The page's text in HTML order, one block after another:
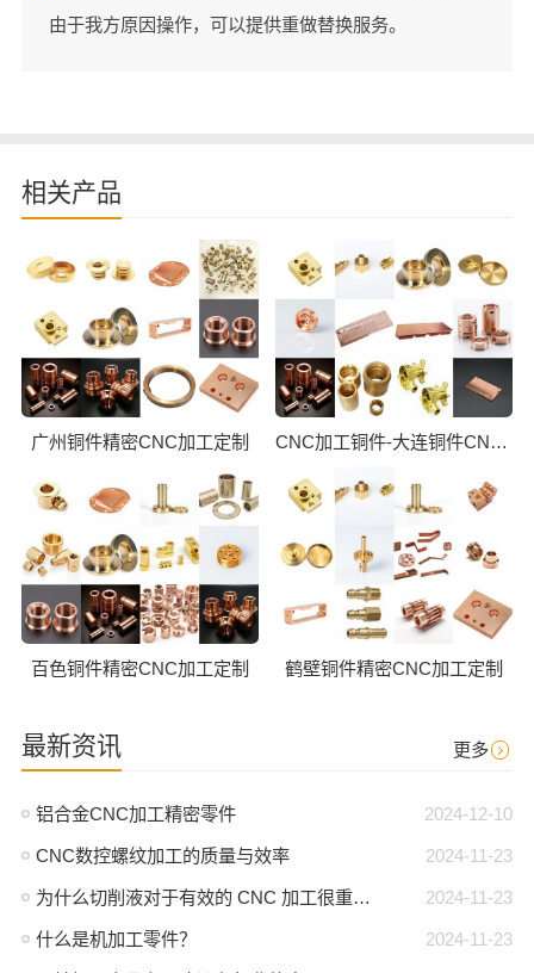
由于我方原因操作，可以提供重做替换服务。
相关产品
广州铜件精密CNC加工定制 CNC加工铜件-大连铜件CNC批量加工
百色铜件精密CNC加工定制 鹤壁铜件精密CNC加工定制
最新资讯 更多
2024-12-10
铝合金CNC加工精密零件
2024-11-23
CNC数控螺纹加工的质量与效率
2024-11-23
为什么切削液对于有效的 CNC 加工很重要？
2024-11-23
什么是机加工零件？